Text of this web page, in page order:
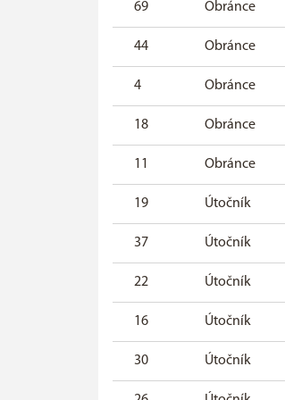
69 Obránce
44 Obránce
4 Obránce
18 Obránce
11 Obránce
19 Útočník
37 Útočník
22 Útočník
16 Útočník
30 Útočník